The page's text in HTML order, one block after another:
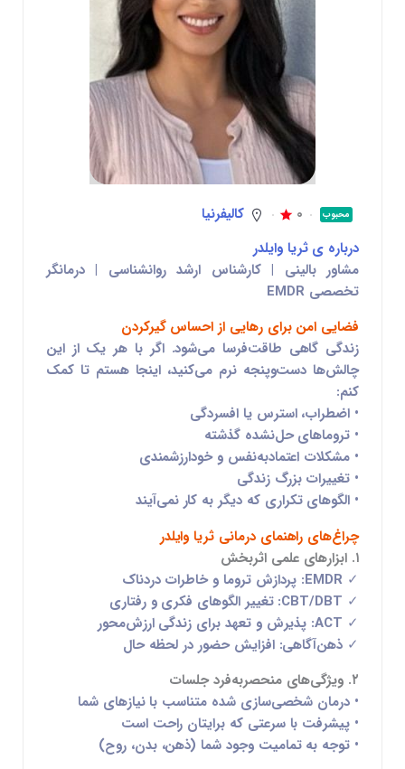
محبوب 0
کالیفرنیا
درباره ی ثریا وایلدر
مشاور بالینی | کارشناس ارشد روانشناسی | درمانگر
تخصصی EMDR
فضایی امن برای رهایی از احساس گیرکردن
زندگی گاهی طاقت‌فرسا می‌شود. اگر با هر یک از این
چالش‌ها دست‌وپنجه نرم می‌کنید، اینجا هستم تا کمک
کنم:
• اضطراب، استرس یا افسردگی
• تروماهای حل‌نشده گذشته
• مشکلات اعتمادبه‌نفس و خودارزشمندی
• تغییرات بزرگ زندگی
• الگوهای تکراری که دیگر به کار نمی‌آیند
چراغ‌های راهنمای درمانی ثریا وایلدر
۱. ابزارهای علمی اثربخش
✓
EMDR: پردازش تروما و خاطرات دردناک
✓
CBT/DBT: تغییر الگوهای فکری و رفتاری
✓
ACT: پذیرش و تعهد برای زندگی ارزش‌محور
✓ ذهن‌آگاهی: افزایش حضور در لحظه حال
۲. ویژگی‌های منحصربه‌فرد جلسات
• درمان شخصی‌سازی شده متناسب با نیازهای شما
• پیشرفت با سرعتی که برایتان راحت است
• توجه بهتمامیت وجود شما (ذهن، بدن، روح)